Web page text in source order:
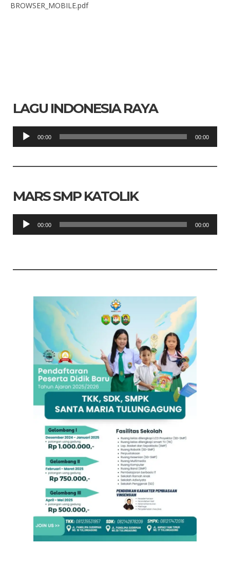
BROWSER_MOBILE.pdf
LAGU INDONESIA RAYA
Pemutar
Audio
00:00 00:00
MARS SMP KATOLIK
Pemutar
Audio
00:00 00:00